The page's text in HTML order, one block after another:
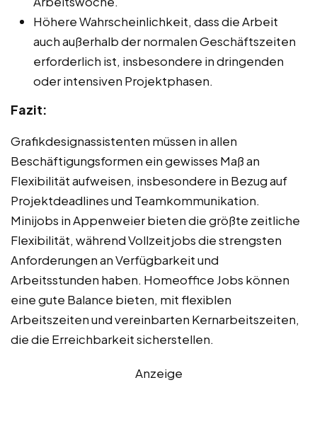
Höhere Wahrscheinlichkeit, dass die Arbeit
auch außerhalb der normalen Geschäftszeiten
erforderlich ist, insbesondere in dringenden
oder intensiven Projektphasen.
Fazit:
Grafikdesignassistenten müssen in allen
Beschäftigungsformen ein gewisses Maß an
Flexibilität aufweisen, insbesondere in Bezug auf
Projektdeadlines und Teamkommunikation.
Minijobs in Appenweier bieten die größte zeitliche
Flexibilität, während Vollzeitjobs die strengsten
Anforderungen an Verfügbarkeit und
Arbeitsstunden haben. Homeoffice Jobs können
eine gute Balance bieten, mit flexiblen
Arbeitszeiten und vereinbarten Kernarbeitszeiten,
die die Erreichbarkeit sicherstellen.
Anzeige